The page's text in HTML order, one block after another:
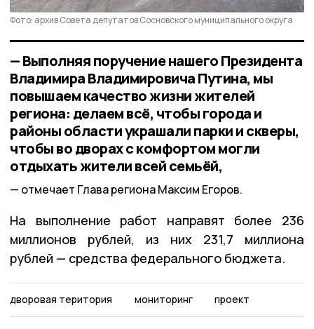
Фото: архив Совета депутатов Сосновского муниципального округа
— Выполняя поручение нашего Президента
Владимира Владимировича Путина, мы
повышаем качество жизни жителей
региона: делаем всё, чтобы города и
районы области украшали парки и скверы,
чтобы во дворах с комфортом могли
отдыхать жители всей семьёй,
отмечает Глава региона Максим Егоров.
На выполнение работ направят более 236
миллионов рублей, из них 231,7 миллиона
рублей — средства федерального бюджета.
дворовая територия мониторинг проект